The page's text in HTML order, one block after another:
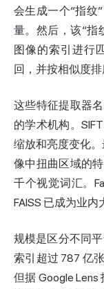
会生成一个“指纹
量。然后，该“指
图像的索引进行
回，并按相似度排
这些特征提取器
的学术机构。
缩放和亮度变化
像中扭曲区域的
千个视觉词汇。
FAISS 已成为业内
规模是区分不同
索引超过 787 亿
但据 Google Lens